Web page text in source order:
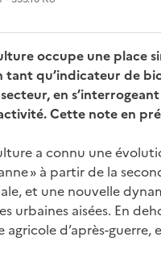
occupe une place
tant qu’indicateur de
en
Cette note en
a connu une
» à partir de la
et une nouvelle
urbaines aisées. En
agricole d’après-